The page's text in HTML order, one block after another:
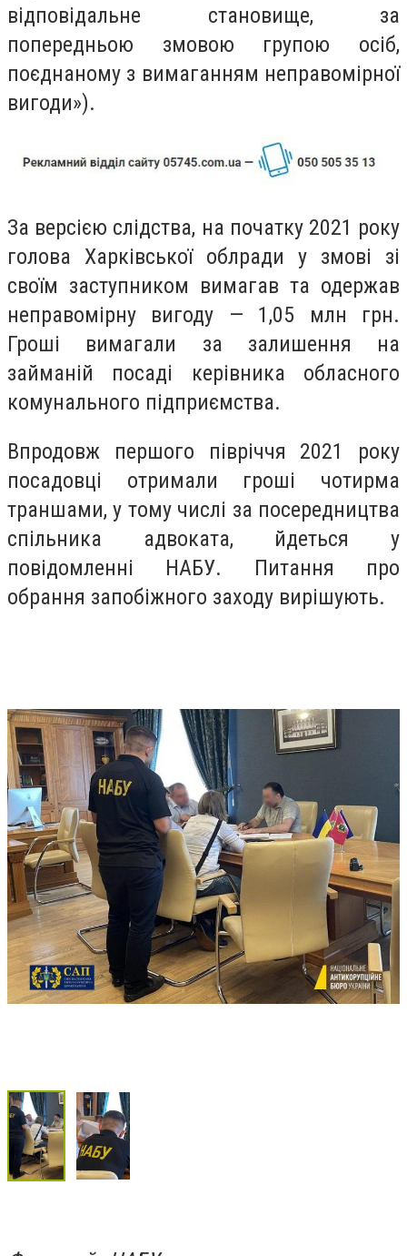
відповідальне становище, за
попередньою змовою групою осіб,
поєднаному з вимаганням неправомірної
вигоди»).
За версією слідства, на початку 2021 року
голова Харківської облради у змові зі
своїм заступником вимагав та одержав
неправомірну вигоду — 1,05 млн грн.
Гроші вимагали за залишення на
займаній посаді керівника обласного
комунального підприємства.
Впродовж першого півріччя 2021 року
посадовці отримали гроші чотирма
траншами, у тому числі за посередництва
спільника адвоката, йдеться у
повідомленні НАБУ. Питання про
обрання запобіжного заходу вирішують.